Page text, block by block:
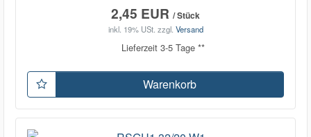
2,45 EUR / Stück
inkl. 19% USt. zzgl. Versand
Lieferzeit 3-5 Tage **
Warenkorb